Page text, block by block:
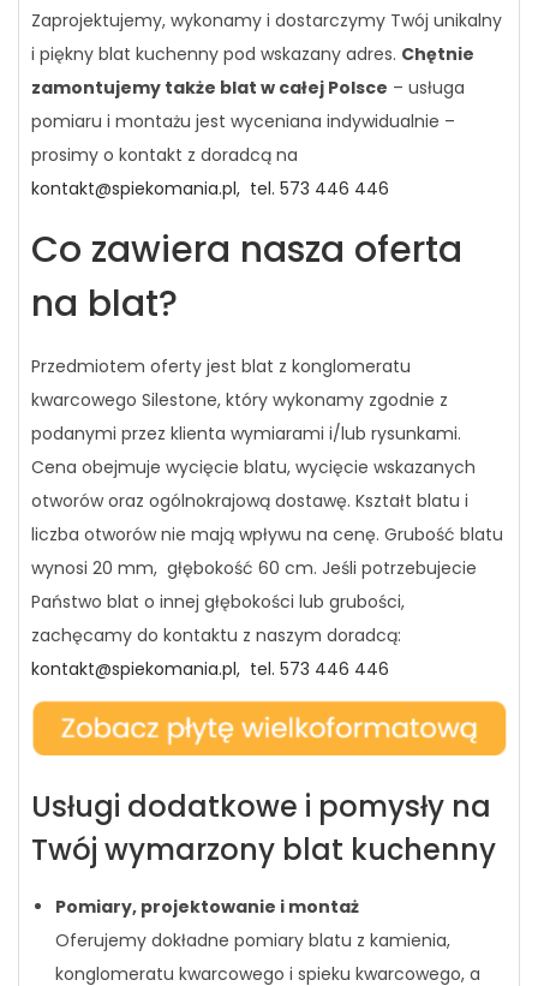
Zaprojektujemy, wykonamy i dostarczymy Twój unikalny
i piękny blat kuchenny pod wskazany adres. Chętnie
zamontujemy także blat w całej Polsce – usługa
pomiaru i montażu jest wyceniana indywidualnie –
prosimy o kontakt z doradcą na
kontakt@spiekomania.pl, tel. 573 446 446
Co zawiera nasza oferta
na blat?
Przedmiotem oferty jest blat z konglomeratu
kwarcowego Silestone, który wykonamy zgodnie z
podanymi przez klienta wymiarami i/lub rysunkami.
Cena obejmuje wycięcie blatu, wycięcie wskazanych
otworów oraz ogólnokrajową dostawę. Kształt blatu i
liczba otworów nie mają wpływu na cenę. Grubość blatu
wynosi 20 mm, głębokość 60 cm. Jeśli potrzebujecie
Państwo blat o innej głębokości lub grubości,
zachęcamy do kontaktu z naszym doradcą:
kontakt@spiekomania.pl, tel. 573 446 446
Usługi dodatkowe i pomysły na
Twój wymarzony blat kuchenny
Pomiary, projektowanie i montaż
Oferujemy dokładne pomiary blatu z kamienia,
konglomeratu kwarcowego i spieku kwarcowego, a